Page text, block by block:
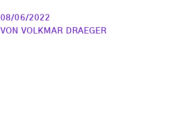
08/06/2022
VON VOLKMAR DRAEGER